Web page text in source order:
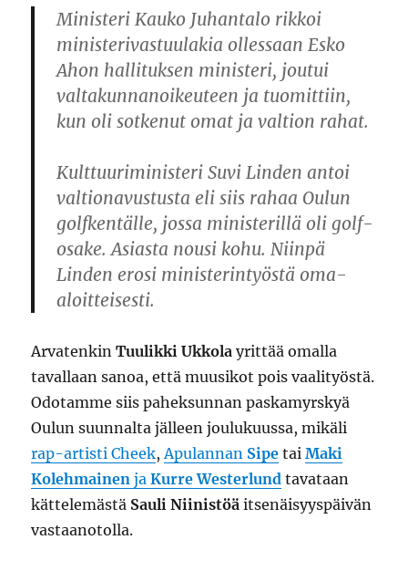
Ministeri Kauko Juhantalo rikkoi
ministerivastuulakia ollessaan Esko
Ahon hallituksen ministeri, joutui
valtakunnanoikeuteen ja tuomittiin,
kun oli sotkenut omat ja valtion rahat.
Kulttuuriministeri Suvi Linden antoi
valtionavustusta eli siis rahaa Oulun
golfkentälle, jossa ministerillä oli golf-
osake. Asiasta nousi kohu. Niinpä
Linden erosi ministerintyöstä oma-
aloitteisesti.
ArvatenkinTuulikki Ukkola yrittää omalla
tavallaan sanoa, että muusikot pois vaalityöstä.
Odotamme siis paheksunnan paskamyrskyä
Oulun suunnalta jälleen joulukuussa, mikäli
rap-artisti Cheek,Apulannan Sipe taiMaki
Kolehmainen jaKurre Westerlund tavataan
kättelemästä Sauli Niinistöä itsenäisyyspäivän
vastaanotolla.